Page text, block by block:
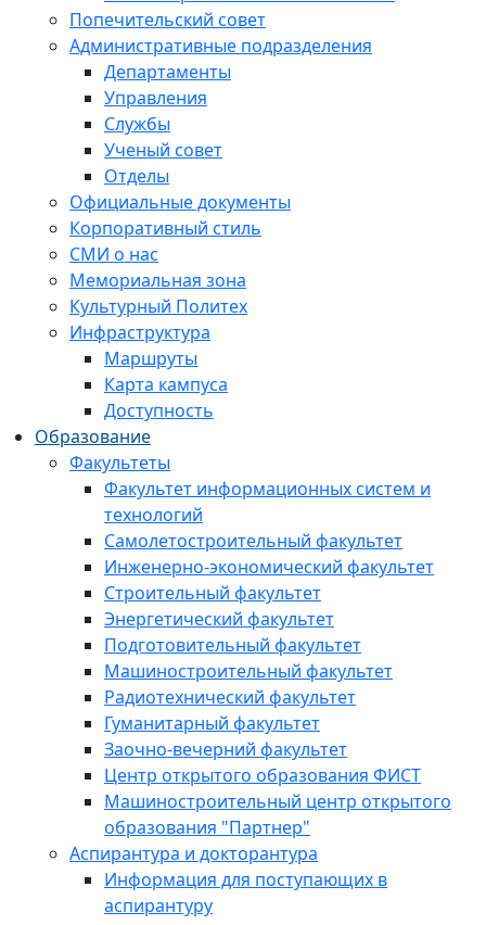
Попечительский совет
Административные подразделения
Департаменты
Управления
Службы
Ученый совет
Отделы
Официальные документы
Корпоративный стиль
СМИ о нас
Мемориальная зона
Культурный Политех
Инфраструктура
Маршруты
Карта кампуса
Доступность
Образование
Факультеты
Факультет информационных систем и
технологий
Самолетостроительный факультет
Инженерно-экономический факультет
Строительный факультет
Энергетический факультет
Подготовительный факультет
Машиностроительный факультет
Радиотехнический факультет
Гуманитарный факультет
Заочно-вечерний факультет
Центр открытого образования ФИСТ
Машиностроительный центр открытого
образования "Партнер"
Аспирантура и докторантура
Информация для поступающих в
аспирантуру